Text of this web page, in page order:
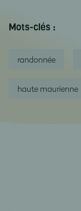
Mots-clés :
randonnée
haute maurienne